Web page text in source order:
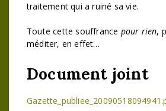
traitement qui a ruiné sa vie.
Toute cette souffrance pour rien,
méditer, en effet…
Document joint